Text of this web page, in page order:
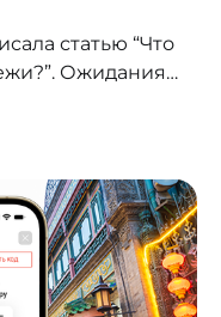
статью “Что
Ожидания
функционирует
одиннадцать